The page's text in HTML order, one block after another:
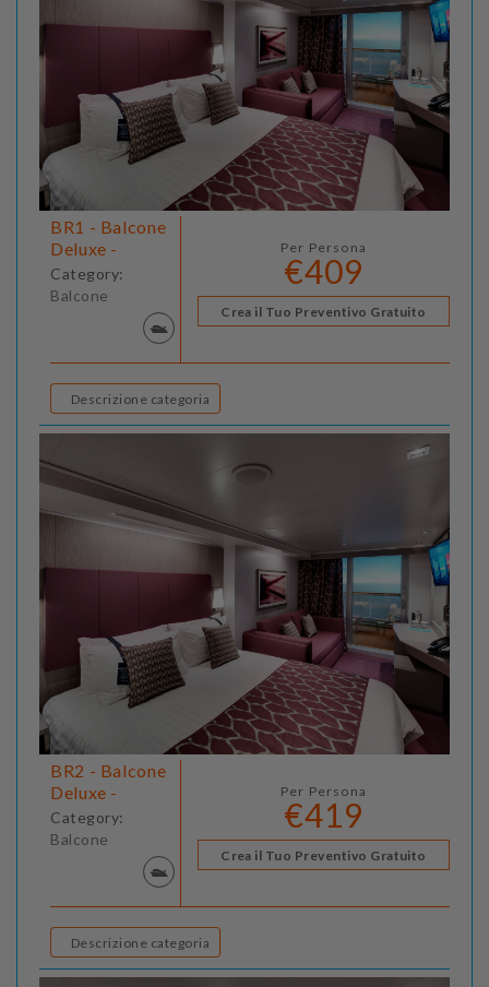
BR1 - Balcone
Deluxe -
Category:
Balcone
Per Persona
€409
Crea il Tuo Preventivo Gratuito
Descrizione categoria
BR2 - Balcone
Deluxe -
Category:
Balcone
Per Persona
€419
Crea il Tuo Preventivo Gratuito
Descrizione categoria